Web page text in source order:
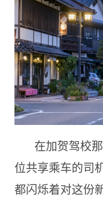
在加贺驾校
位共享乘车的司
都闪烁着对这份